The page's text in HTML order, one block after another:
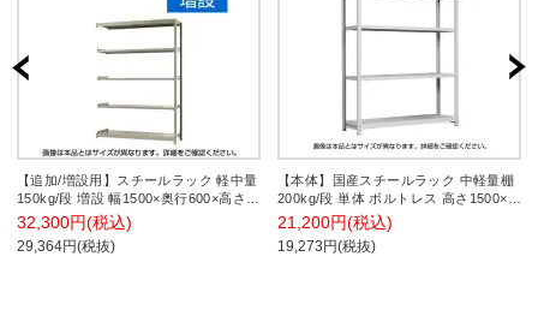
【追加/増設用】スチールラック 軽中量
150kg/段 増設 幅1500×奥行600×高さ
2100mm-5段
32,300円(税込)
29,364円(税抜)
【本体】国産スチールラック 中軽量棚
200kg/段 単体 ボルトレス 高さ1500×幅
1200×奥行450×天地4段
21,200円(税込)
19,273円(税抜)